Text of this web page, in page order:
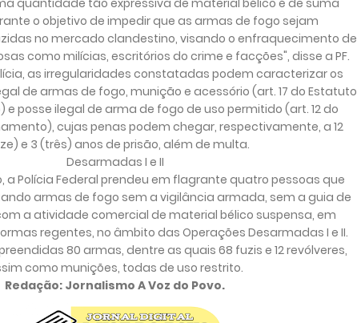
quantidade tão expressiva de material bélico é de suma
o objetivo de impedir que as armas de fogo sejam
no mercado clandestino, visando o enfraquecimento de
como milícias, escritórios do crime e facções", disse a PF.
as irregularidades constatadas podem caracterizar os
de armas de fogo, munição e acessório (art. 17 do Estatuto
posse ilegal de arma de fogo de uso permitido (art. 12 do
cujas penas podem chegar, respectivamente, a 12
e 3 (três) anos de prisão, além de multa.
Desarmadas I e II
a Polícia Federal prendeu em flagrante quatro pessoas que
armas de fogo sem a vigilância armada, sem a guia de
a atividade comercial de material bélico suspensa, em
regentes, no âmbito das Operações Desarmadas I e II.
80 armas, dentre as quais 68 fuzis e 12 revólveres,
como munições, todas de uso restrito.
Redação: Jornalismo A Voz do Povo.